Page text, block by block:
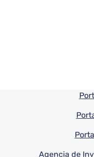
Pie de pagina
Agencia de